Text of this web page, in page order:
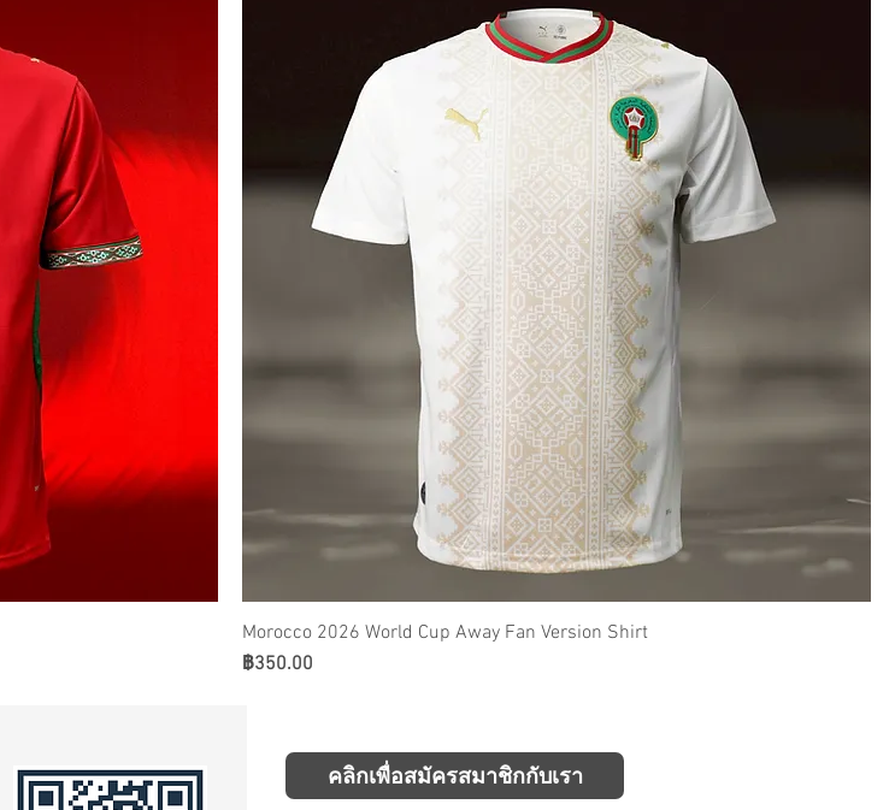
Morocco 2026 World Cup Away Fan Version Shirt
ราคา
฿350.00
คลิกเพื่อสมัครสมาชิกกับเรา